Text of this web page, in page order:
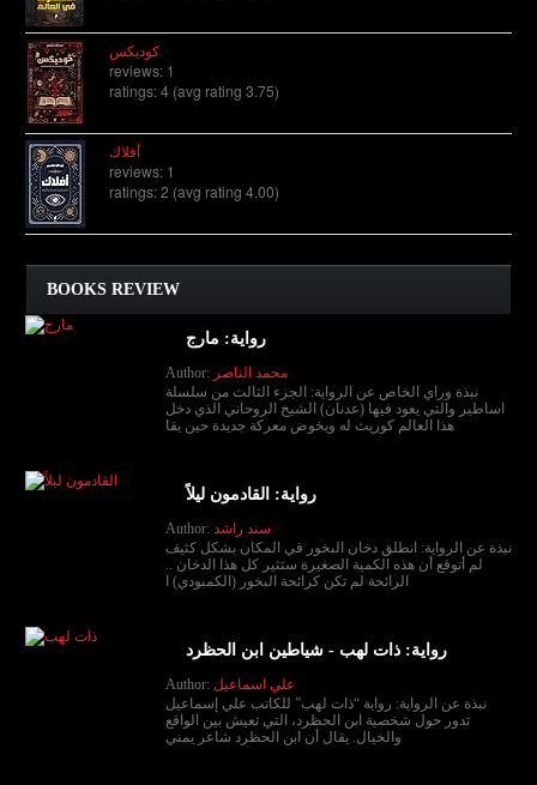
كوديكس
reviews: 1
ratings: 4 (avg rating 3.75)
أفلاك
reviews: 1
ratings: 2 (avg rating 4.00)
BOOKS REVIEW
رواية: مارج
Author: محمد الناصر
نبذة وراي الخاص عن الرواية: الجزء الثالث من سلسلة
اساطير والتي يعود فيها (عدنان) الشيخ الروحاني الذي دخل
هذا العالم كوريث له ويخوض معركة جديدة حين يقا
رواية: القادمون ليلاً
Author: سند راشد
نبذة عن الرواية: انطلق دخان البخور في المكان بشكل كثيف
لم أتوقع أن هذه الكمية الصغيرة ستثير كل هذا الدخان ..
الرائحة لم تكن كرائحة البخور (الكمبودي) ا
رواية: ذات لهب - شياطين ابن الحظرد
Author: علي اسماعيل
نبذة عن الرواية: رواية “ذات لهب” للكاتب علي إسماعيل
تدور حول شخصية ابن الحظرد، التي تعيش بين الواقع
والخيال. يقال أن ابن الحظرد شاعر يمني